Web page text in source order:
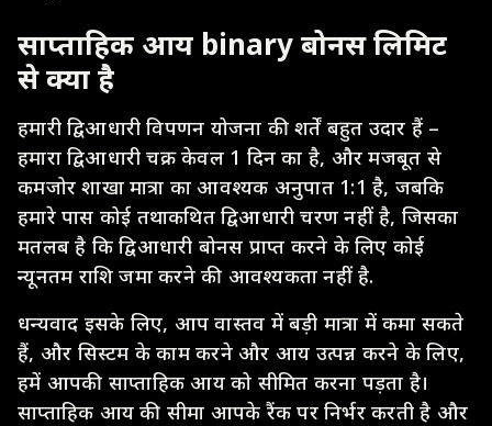
साप्ताहिक आय binary बोनस लिमिट
से क्या है
हमारी द्विआधारी विपणन योजना की शर्तें बहुत उदार हैं –
हमारा द्विआधारी चक्र केवल 1 दिन का है, और मजबूत से
कमजोर शाखा मात्रा का आवश्यक अनुपात 1:1 है, जबकि
हमारे पास कोई तथाकथित द्विआधारी चरण नहीं है, जिसका
मतलब है कि द्विआधारी बोनस प्राप्त करने के लिए कोई
न्यूनतम राशि जमा करने की आवश्यकता नहीं है.
धन्यवाद इसके लिए, आप वास्तव में बड़ी मात्रा में कमा सकते
हैं, और सिस्टम के काम करने और आय उत्पन्न करने के लिए,
हमें आपकी साप्ताहिक आय को सीमित करना पड़ता है।
साप्ताहिक आय की सीमा आपके रैंक पर निर्भर करती है और